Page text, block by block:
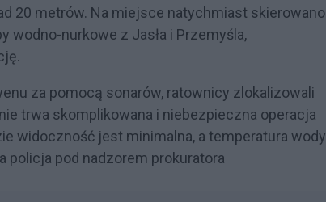
20 metrów. Na miejsce natychmiast skierowano
wodno-nurkowe z Jasła i Przemyśla,
za pomocą sonarów, ratownicy zlokalizowali
trwa skomplikowana i niebezpieczna operacja
widoczność jest minimalna, a temperatura wody
policja pod nadzorem prokuratora